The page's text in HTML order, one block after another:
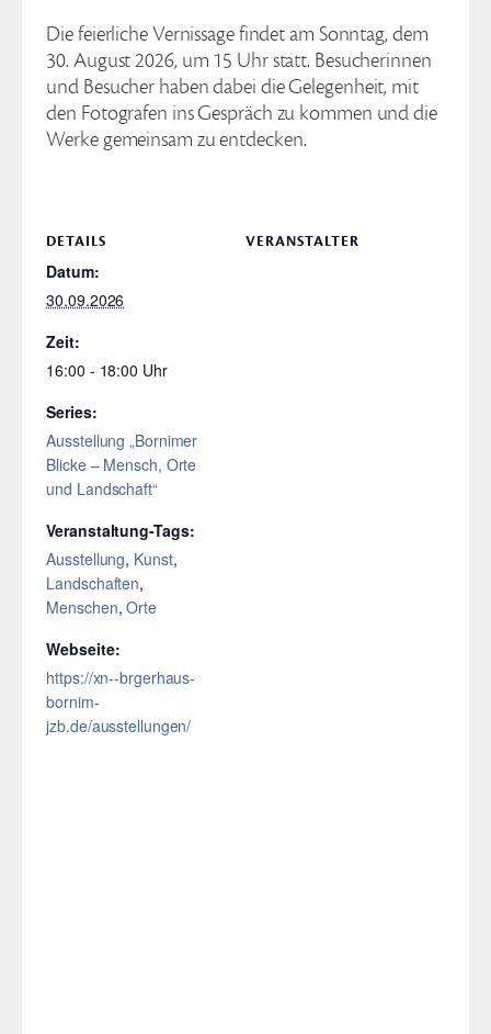
Die feierliche Vernissage findet am Sonntag, dem
30. August 2026, um 15 Uhr statt. Besucherinnen
und Besucher haben dabei die Gelegenheit, mit
den Fotografen ins Gespräch zu kommen und die
Werke gemeinsam zu entdecken.
DETAILS
Datum:
30.09.2026
Zeit:
16:00 - 18:00
Series:
Ausstellung „Bornimer
Blicke – Mensch, Orte
und Landschaft“
Veranstaltung-Tags:
Ausstellung, Kunst,
Landschaften,
Menschen,Orte
Webseite:
https://xn--brgerhaus-
bornim-
jzb.de/ausstellungen/
VERANSTALTER